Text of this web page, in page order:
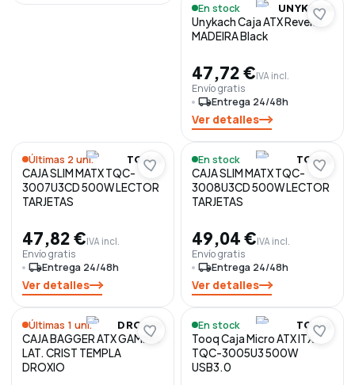
En stock UNYKACH
Unykach Caja ATX Revelat
MADEIRA Black
47,72 €IVA incl.
Envío gratis
local_shippingEntrega 24/48h
Ver detalles
Últimas 2 uni. TOOQ
CAJA SLIM MATX TQC-
3007U3CD 500W LECTOR
TARJETAS
47,82 €IVA incl.
Envío gratis
local_shippingEntrega 24/48h
Ver detalles
En stock TOOQ
CAJA SLIM MATX TQC-
3008U3CD 500W LECTOR
TARJETAS
49,04 €IVA incl.
Envío gratis
local_shippingEntrega 24/48h
Ver detalles
Últimas 1 uni. DROXIO
CAJA BAGGER ATX GAMING
LAT. CRIST TEMPLA
DROXIO
En stock TOOQ
Tooq Caja Micro ATX ITX
TQC-3005U3 500W
USB3.0